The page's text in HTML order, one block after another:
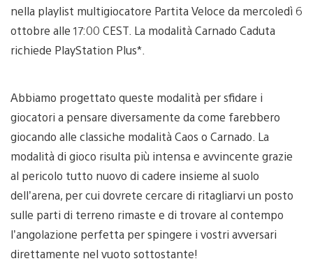
nella playlist multigiocatore Partita Veloce da mercoledì 6
ottobre alle 17:00 CEST. La modalità Carnado Caduta
richiede PlayStation Plus*.
Abbiamo progettato queste modalità per sfidare i
giocatori a pensare diversamente da come farebbero
giocando alle classiche modalità Caos o Carnado. La
modalità di gioco risulta più intensa e avvincente grazie
al pericolo tutto nuovo di cadere insieme al suolo
dell’arena, per cui dovrete cercare di ritagliarvi un posto
sulle parti di terreno rimaste e di trovare al contempo
l’angolazione perfetta per spingere i vostri avversari
direttamente nel vuoto sottostante!